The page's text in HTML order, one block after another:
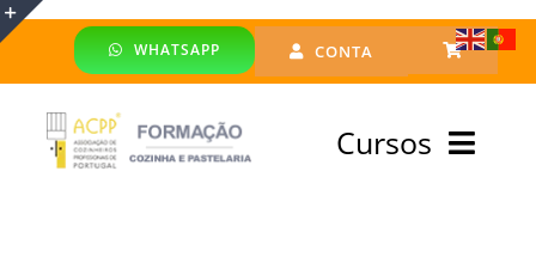
Skip
WHATSAPP CONTA
Cursos